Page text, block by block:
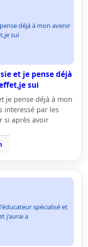
déjà à mon avenir
sui
et je pense déjà
sui
je pense déjà à mon
interessé par les
si après avoir
spécialisé et
j'aurai a